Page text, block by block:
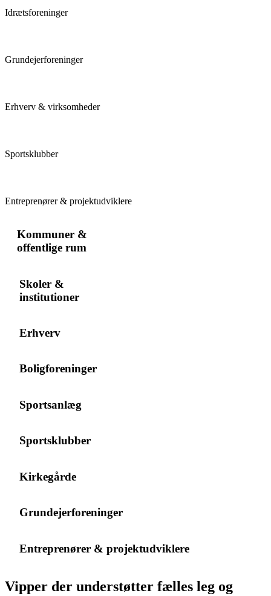
Idrætsforeninger
Grundejerforeninger
Erhverv & virksomheder
Sportsklubber
Entreprenører & projektudviklere
Kommuner &
offentlige rum
Skoler &
institutioner
Erhverv
Boligforeninger
Sportsanlæg
Sportsklubber
Kirkegårde
Grundejerforeninger
Entreprenører & projektudviklere
Vipper der understøtter fælles leg og